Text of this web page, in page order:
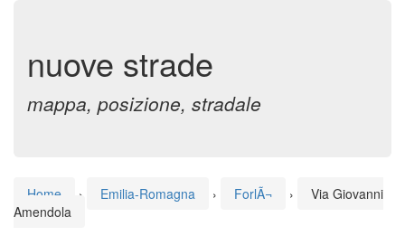
nuove strade
mappa, posizione, stradale
Home › Emilia-Romagna › ForlÃ¬ ›
Via Giovanni
Amendola